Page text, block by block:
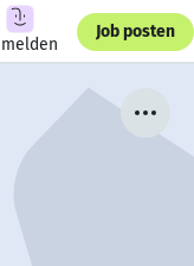
Job posten